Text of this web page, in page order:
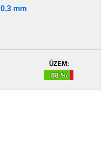
0,3 mm
ŰZEM:
88 %